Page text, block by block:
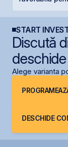
START
Discută
Alege varianta
DESCHIDE